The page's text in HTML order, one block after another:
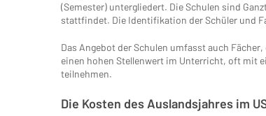
(Semester) untergliedert. Die Schulen sind
stattfindet. Die Identifikation der Schüler und
Das Angebot der Schulen umfasst auch
einen hohen Stellenwert im Unterricht, oft mit
teilnehmen.
Die Kosten des Auslandsjahres im